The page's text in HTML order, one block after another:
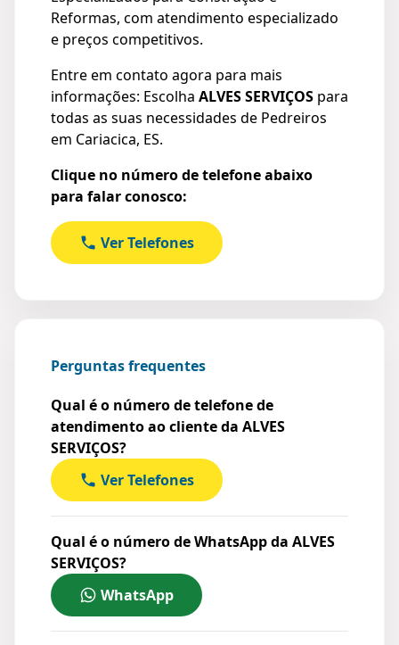
Reformas, com atendimento especializado
e preços competitivos.
Entre em contato agora para mais
informações: Escolha ALVES SERVIÇOS para
todas as suas necessidades de Pedreiros
em Cariacica, ES.
Clique no número de telefone abaixo
para falar conosco:
Ver Telefones
Perguntas frequentes
Qual é o número de telefone de
atendimento ao cliente da ALVES
SERVIÇOS?
Ver Telefones
Qual é o número de WhatsApp da ALVES
SERVIÇOS?
WhatsApp